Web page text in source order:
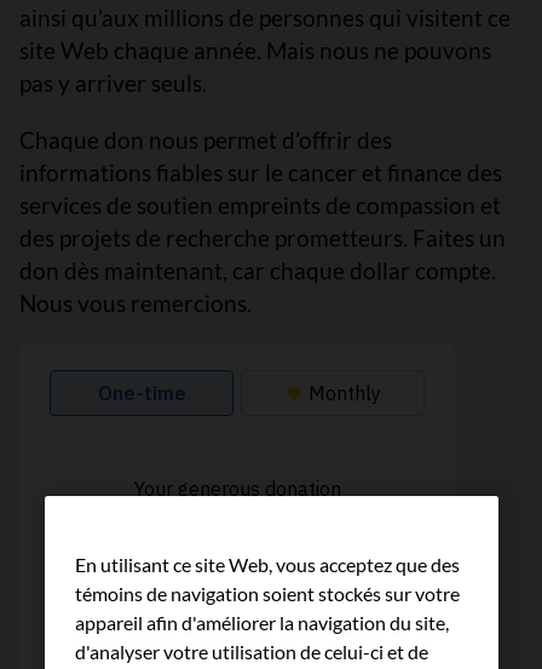
ainsi qu’aux millions de personnes qui visitent ce
site Web chaque année. Mais nous ne pouvons
pas y arriver seuls.
Chaque don nous permet d’offrir des
informations fiables sur le cancer et finance des
services de soutien empreints de compassion et
des projets de recherche prometteurs. Faites un
don dès maintenant, car chaque dollar compte.
Nous vous remercions.
En utilisant ce site Web, vous acceptez que des
témoins de navigation soient stockés sur votre
appareil afin d'améliorer la navigation du site,
d'analyser votre utilisation de celui-ci et de